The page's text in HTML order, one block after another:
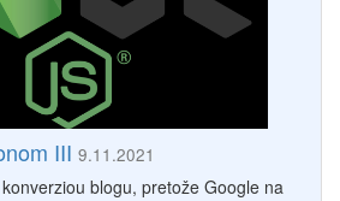
III 9.11.2021
blogu, pretože Google na